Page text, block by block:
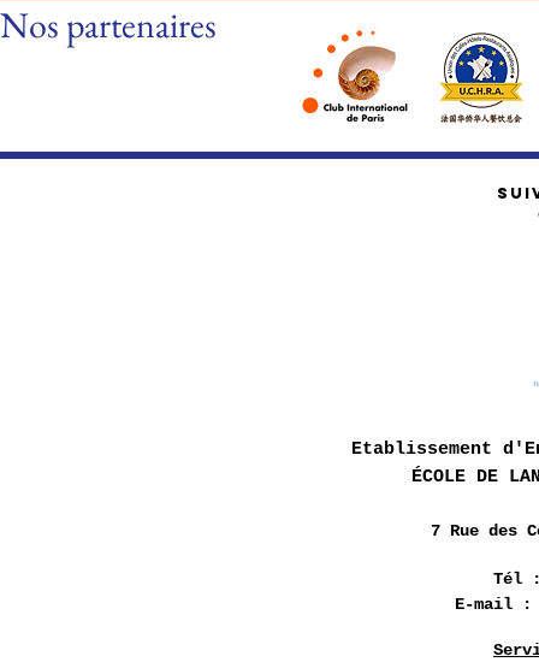
Nos partenaires
Etablissement
ÉCOLE DE
7 Rue des
Tél
E-mail